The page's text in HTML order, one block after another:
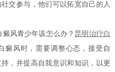
交参与，他们可以拓宽自己的人
风青少年该怎么办？ 昆明 治疗白
癜风时，需要调整心态，接受自
，并提高自我意识和知识，以更